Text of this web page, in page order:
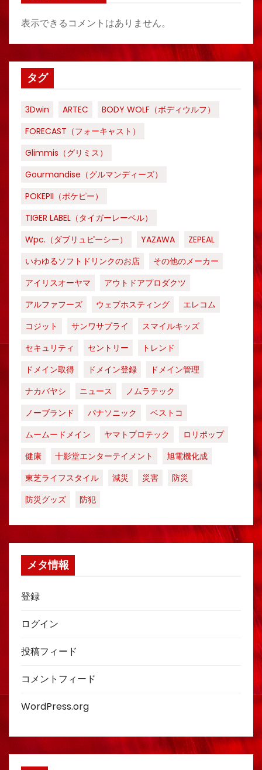
表示できるコメントはありません。
タグ
3Dwin ARTEC
BODY WOLF（ボディウルフ）
FORECAST（フォーキャスト）
Glimmis（グリミス）
Gourmandise（グルマンディーズ）
POKEPII（ポケピー）
TIGER LABEL（タイガーレーベル）
Wpc.（ダブリュピーシー）
YAZAWA
ZEPEAL
いわゆるソフトドリンクのお店
その他のメーカー
アイリスオーヤマ
アウトドアプロダクツ
アルファフーズ
ウェブホスティング
エレコム
コジット
サンワサプライ
スマイルキッズ
セキュリティ
セントリー
トレンド
ドメイン取得
ドメイン登録
ドメイン管理
ナカバヤシ
ニュース
ノムラテック
ノーブランド
パナソニック
ベストコ
ムームードメイン
ヤマトプロテック
ロリポップ
健康
十影堂エンターテイメント
旭電機化成
東芝ライフスタイル
減災 災害
防災
防災グッズ
防犯
メタ情報
登録
ログイン
投稿フィード
コメントフィード
WordPress.org